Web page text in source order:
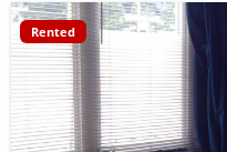
Rented